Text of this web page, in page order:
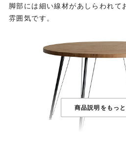
脚部には細い線材があしらわれて
雰囲気です。